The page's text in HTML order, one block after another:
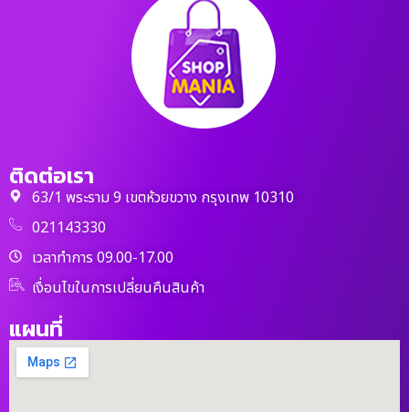
ติดต่อเรา
63/1 พระราม 9 เขตห้วยขวาง กรุงเทพ 10310
021143330
เวลาทำการ 09.00-17.00
เงื่อนไขในการเปลี่ยนคืนสินค้า
แผนที่